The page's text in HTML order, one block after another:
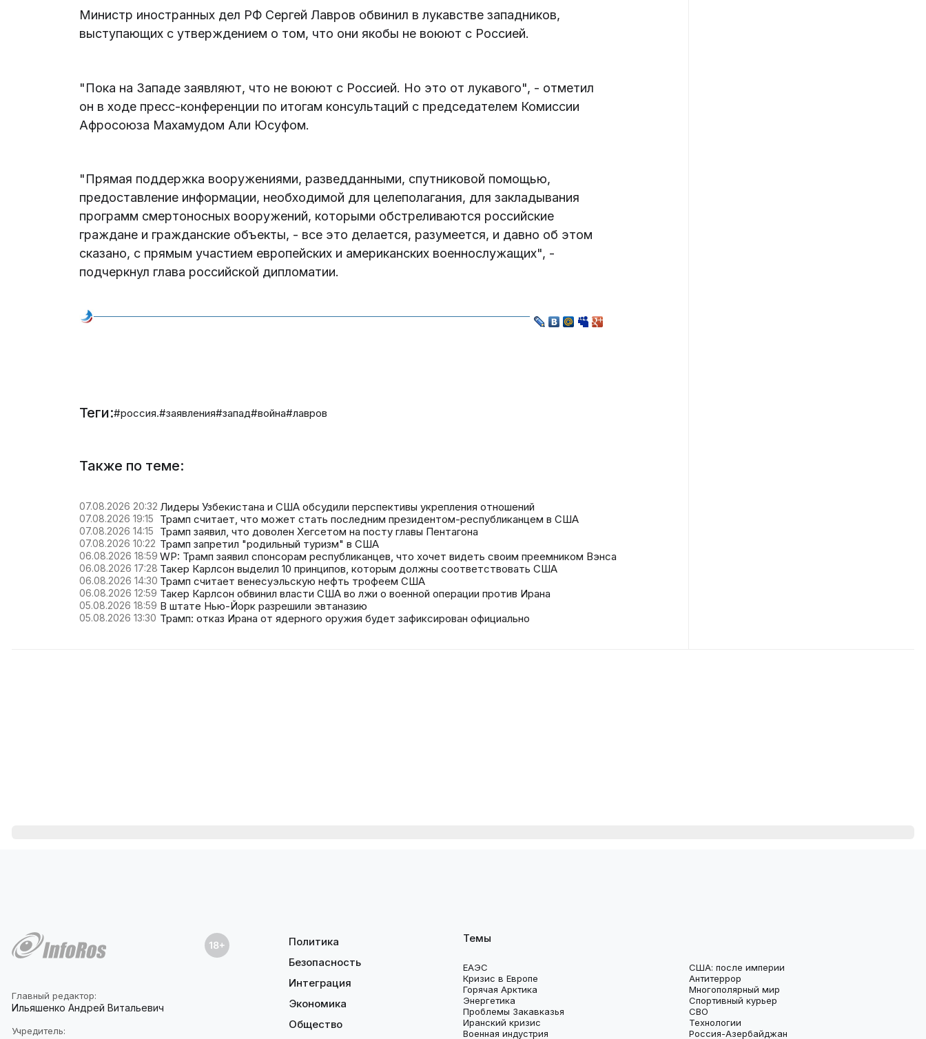
Министр иностранных дел РФ Сергей Лавров обвинил в лукавстве западников,
выступающих с утверждением о том, что они якобы не воюют с Россией.
"Пока на Западе заявляют, что не воюют с Россией. Но это от лукавого", - отметил
он в ходе пресс-конференции по итогам консультаций с председателем Комиссии
Афросоюза Махамудом Али Юсуфом.
"Прямая поддержка вооружениями, разведданными, спутниковой помощью,
предоставление информации, необходимой для целеполагания, для закладывания
программ смертоносных вооружений, которыми обстреливаются российские
граждане и гражданские объекты, - все это делается, разумеется, и давно об этом
сказано, с прямым участием европейских и американских военнослужащих", -
подчеркнул глава российской дипломатии.
Теги:#россия.#заявления#запад#война#лавров
Также по теме:
07.08.2026 20:32 Лидеры Узбекистана и США обсудили перспективы укрепления отношений
07.08.2026 19:15 Трамп считает, что может стать последним президентом-республиканцем в США
07.08.2026 14:15 Трамп заявил, что доволен Хегсетом на посту главы Пентагона
07.08.2026 10:22 Трамп запретил "родильный туризм" в США
06.08.2026 18:59 WP: Трамп заявил спонсорам республиканцев, что хочет видеть своим преемником Вэнса
06.08.2026 17:28 Такер Карлсон выделил 10 принципов, которым должны соответствовать США
06.08.2026 14:30 Трамп считает венесуэльскую нефть трофеем США
06.08.2026 12:59 Такер Карлсон обвинил власти США во лжи о военной операции против Ирана
05.08.2026 18:59 В штате Нью-Йорк разрешили эвтаназию
05.08.2026 13:30 Трамп: отказ Ирана от ядерного оружия будет зафиксирован официально
Главный редактор:
Ильяшенко Андрей Витальевич
Учредитель:
Политика
Безопасность
Интеграция
Экономика
Общество
Темы
ЕАЭС
США: после империи
Кризис в Европе
Антитеррор
Горячая Арктика
Многополярный мир
Энергетика
Спортивный курьер
Проблемы Закавказья
СВО
Иранский кризис
Технологии
Военная индустрия
Россия-Азербайджан